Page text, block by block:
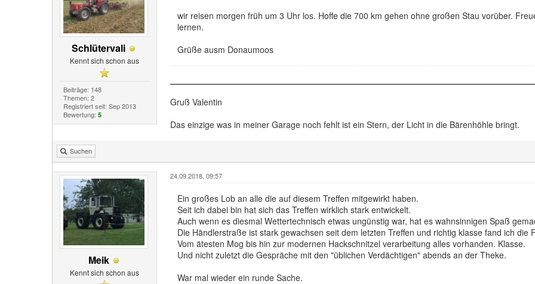
Schlütervali
Kennt sich schon aus
Beiträge: 148
Themen: 2
Registriert seit: Sep 2013
Bewertung: 5
wir reisen morgen früh um 3 Uhr los. Hoffe die 700 km gehen ohne großen Stau vorüber.
lernen.
Grüße ausm Donaumoos
Gruß Valentin
Das einzige was in meiner Garage noch fehlt ist ein Stern, der Licht in die Bärenhöhle bringt.
Suchen
Meik
Kennt sich schon aus
24.09.2018, 09:57
Ein großes Lob an alle die auf diesem Treffen mitgewirkt haben.
Seit ich dabei bin hat sich das Treffen wirklich stark entwickelt.
Auch wenn es diesmal Wettertechnisch etwas ungünstig war, hat es wahnsinnigen Spaß
Die Händlerstraße ist stark gewachsen seit dem letzten Treffen und richtig klasse fand ich die
Vom ätesten Mog bis hin zur modernen Hackschnitzel verarbeitung alles vorhanden. Klasse.
Und nicht zuletzt die Gespräche mit den "üblichen Verdächtigen" abends an der Theke.
War mal wieder ein runde Sache.